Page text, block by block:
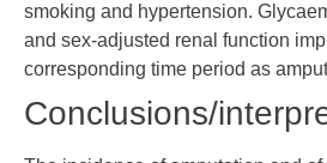
smoking and hypertension.
and sex-adjusted renal function
corresponding time period as
Conclusions/